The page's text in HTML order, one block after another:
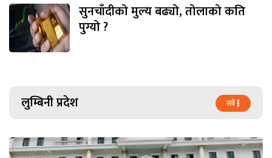
सुनचाँदीको मुल्य बढ्यो, तोलाको कति
पुग्यो ?
लुम्बिनी प्रदेश सबै